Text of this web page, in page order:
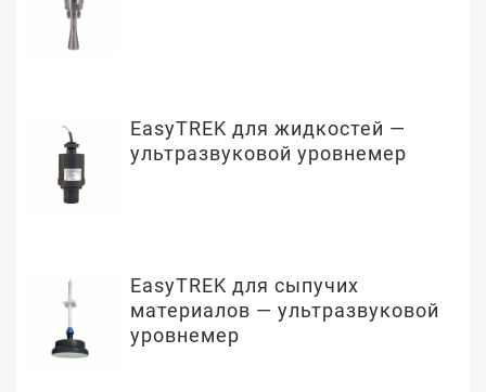
EasyTREK для жидкостей —
ультразвуковой уровнемер
EasyTREK для сыпучих
материалов — ультразвуковой
уровнемер